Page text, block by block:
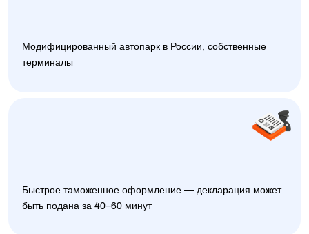
Модифицированный автопарк в России, собственные
терминалы
Быстрое таможенное оформление — декларация может
быть подана за 40–60 минут